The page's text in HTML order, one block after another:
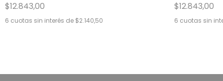
$12.843,00
6 cuotas sin interés de $2.140,50
$12.843,00
6 cuotas sin